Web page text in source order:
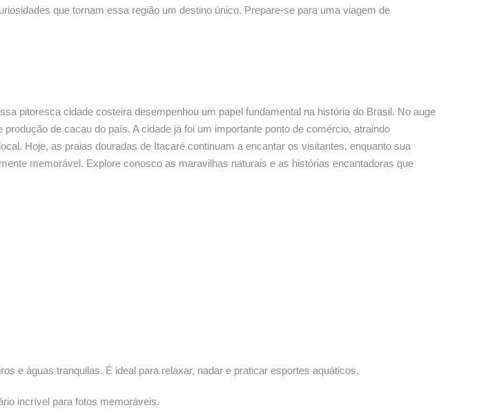
que tornam essa região um destino único. Prepare-se para uma viagem de
pitoresca cidade costeira desempenhou um papel fundamental na história do Brasil. No auge
de cacau do país. A cidade já foi um importante ponto de comércio, atraindo
Hoje, as praias douradas de Itacaré continuam a encantar os visitantes, enquanto sua
memorável. Explore conosco as maravilhas naturais e as histórias encantadoras que
e águas tranquilas. É ideal para relaxar, nadar e praticar esportes aquáticos.
incrível para fotos memoráveis.